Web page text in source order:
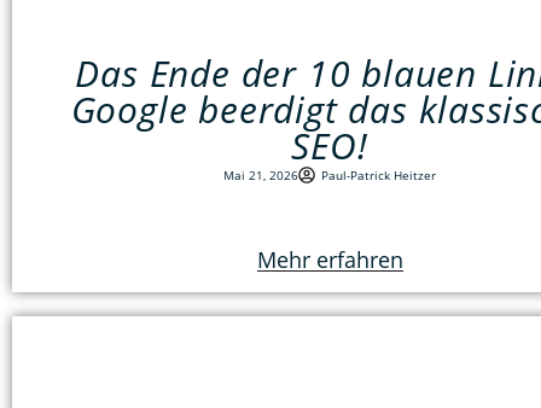
Das Ende der 10 blauen
Google beerdigt das
SEO!
Mai 21, 2026 Paul-Patrick Heitzer
Mehr erfahren